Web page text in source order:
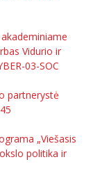
Vidurio ir
03-SOC
partnerystė
„Viešasis
politika ir